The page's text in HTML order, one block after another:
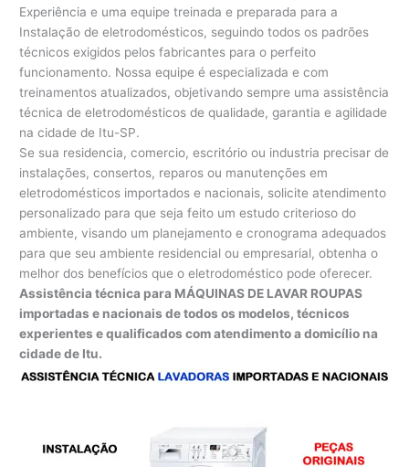
Experiência e uma equipe treinada e preparada para a
Instalação de eletrodomésticos, seguindo todos os padrões
técnicos exigidos pelos fabricantes para o perfeito
funcionamento. Nossa equipe é especializada e com
treinamentos atualizados, objetivando sempre uma assistência
técnica de eletrodomésticos de qualidade, garantia e agilidade
na cidade de Itu-SP.
Se sua residencia, comercio, escritório ou industria precisar de
instalações, consertos, reparos ou manutenções em
eletrodomésticos importados e nacionais, solicite atendimento
personalizado para que seja feito um estudo criterioso do
ambiente, visando um planejamento e cronograma adequados
para que seu ambiente residencial ou empresarial, obtenha o
melhor dos benefícios que o eletrodoméstico pode oferecer.
Assistência técnica para MÁQUINAS DE LAVAR ROUPAS
importadas e nacionais de todos os modelos, técnicos
experientes e qualificados com atendimento a domicílio na
cidade de Itu.